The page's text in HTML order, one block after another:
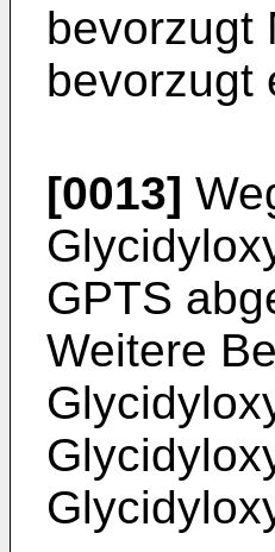
bevorzugt
bevorzugt
[0013]
GPTS
Weitere